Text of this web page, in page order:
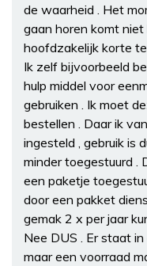
de waarheid . Het
gaan horen komt
hoofdzakelijk korte
Ik zelf bijvoorbeeld
hulp middel voor
gebruiken . Ik moet
bestellen . Daar ik
ingesteld , gebruik is
minder toegestuurd .
een paketje
door een pakket
gemak 2 x per jaar
Nee DUS . Er staat
maar een voorraad